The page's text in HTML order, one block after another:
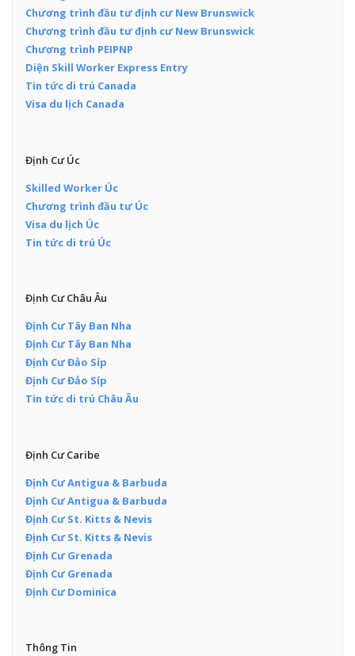
Chương trình đầu tư định cư New Brunswick
Chương trình đầu tư định cư New Brunswick
Chương trình PEIPNP
Diện Skill Worker Express Entry
Tin tức di trú Canada
Visa du lịch Canada
Định Cư Úc
Skilled Worker Úc
Chương trình đầu tư Úc
Visa du lịch Úc
Tin tức di trú Úc
Định Cư Châu Âu
Định Cư Tây Ban Nha
Định Cư Tây Ban Nha
Định Cư Đảo Síp
Định Cư Đảo Síp
Tin tức di trú Châu Âu
Định Cư Caribe
Định Cư Antigua & Barbuda
Định Cư Antigua & Barbuda
Định Cư St. Kitts & Nevis
Định Cư St. Kitts & Nevis
Định Cư Grenada
Định Cư Grenada
Định Cư Dominica
Thông Tin